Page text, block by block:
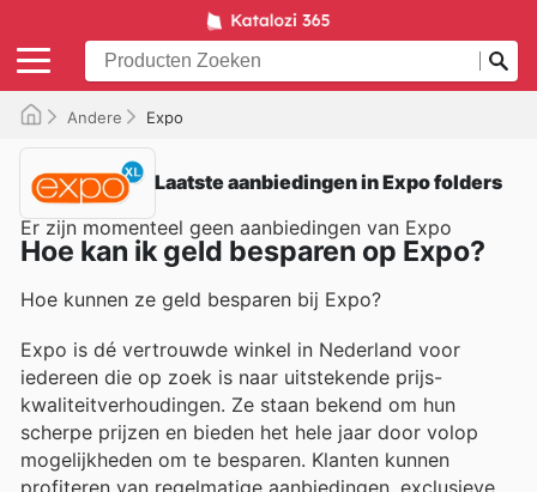
Andere Expo
Laatste aanbiedingen in Expo folders
Er zijn momenteel geen aanbiedingen van Expo
Hoe kan ik geld besparen op Expo?
Hoe kunnen ze geld besparen bij Expo?
Expo is dé vertrouwde winkel in Nederland voor
iedereen die op zoek is naar uitstekende prijs-
kwaliteitverhoudingen. Ze staan bekend om hun
scherpe prijzen en bieden het hele jaar door volop
mogelijkheden om te besparen. Klanten kunnen
profiteren van regelmatige aanbiedingen, exclusieve